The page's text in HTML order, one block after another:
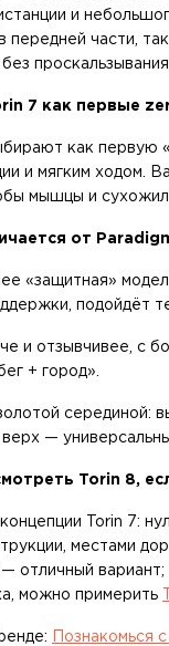
и
части,
проскальзывания.
7 как первые
как первую
и мягким ходом.
мышцы и
от
«защитная»
подойдёт
и отзывчивее, с
+ город».
серединой:
—
Torin 8,
Torin 7:
местами
отличный
можно примерить
Познакомься